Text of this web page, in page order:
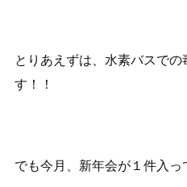
とりあえずは、水素バスでの
す！！
でも今月、新年会が１件入っ